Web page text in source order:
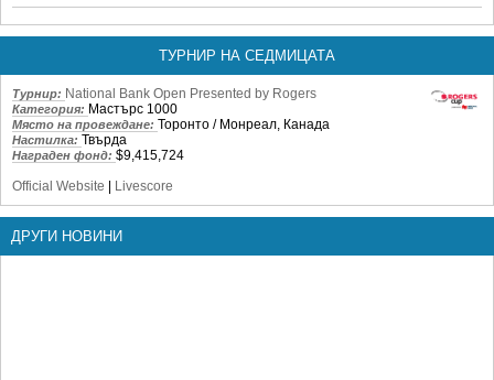
ТУРНИР НА СЕДМИЦАТА
Турнир: National Bank Open Presented by Rogers
Категория: Мастърс 1000
Място на провеждане: Торонто / Монреал, Канада
Настилка: Твърда
Награден фонд: $9,415,724
Official Website | Livescore
ДРУГИ НОВИНИ